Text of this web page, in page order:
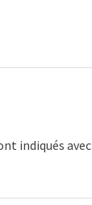
indiqués avec